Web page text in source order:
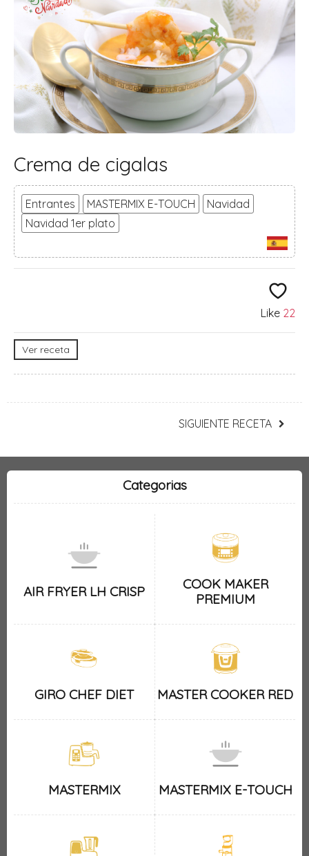
Crema de cigalas
Entrantes MASTERMIX E-TOUCH
Navidad
Navidad 1er plato
Like 22
Ver receta
SIGUIENTE RECETA
Categorias
AIR FRYER LH CRISP
COOK MAKER
PREMIUM
GIRO CHEF DIET MASTER COOKER RED
MASTERMIX MASTERMIX E-TOUCH